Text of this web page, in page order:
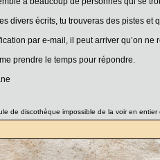
divers écrits, tu trouveras des pistes et
par e-mail, il peut arriver qu’on ne
prendre le temps pour répondre.
de discothèque impossible de la voir en entier